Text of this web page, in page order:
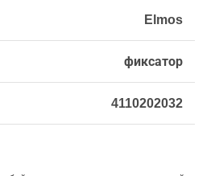
Elmos
фиксатор
4110202032